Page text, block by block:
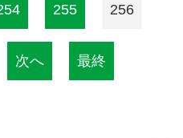
255 256
次へ 最終